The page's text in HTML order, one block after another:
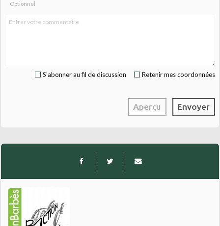
Optionnel
Retenir mes coordonnées
S'abonner au fil de discussion